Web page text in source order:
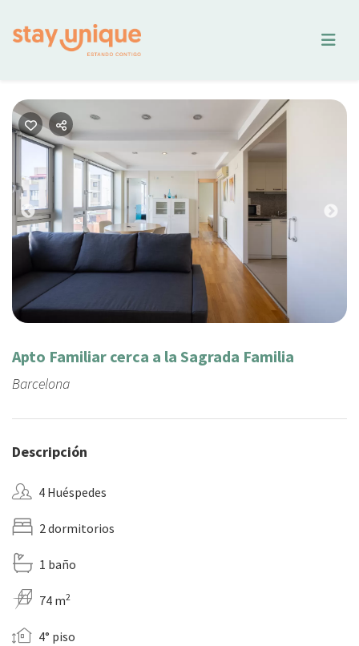
Previous
Apto Familiar cerca a la Sagrada Familia
Barcelona
Descripción
4 Huéspedes
2 dormitorios
1 baño
74 m2
4° piso